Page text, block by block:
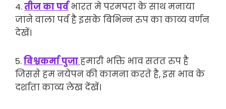
4.तीज का पर्वभारत मे परमपरा के साथ मनाया
जाने वाला पर्व है इसके बिभिन्न रुप का काव्य वर्णन
देखें।
5.विश्वकर्मा पुजाहमारी भक्ति भाव सतत रुप है
जिससे हम नयेपन की कामना करते है, इस भाव के
दर्शाता काव्य लेख देंखें।